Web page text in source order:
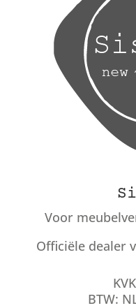
Voor
Officiële dealer
BTW: